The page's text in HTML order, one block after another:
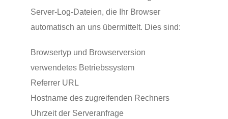
Server-Log-Dateien, die Ihr Browser
automatisch an uns übermittelt. Dies sind:
Browsertyp und Browserversion
verwendetes Betriebssystem
Referrer URL
Hostname des zugreifenden Rechners
Uhrzeit der Serveranfrage